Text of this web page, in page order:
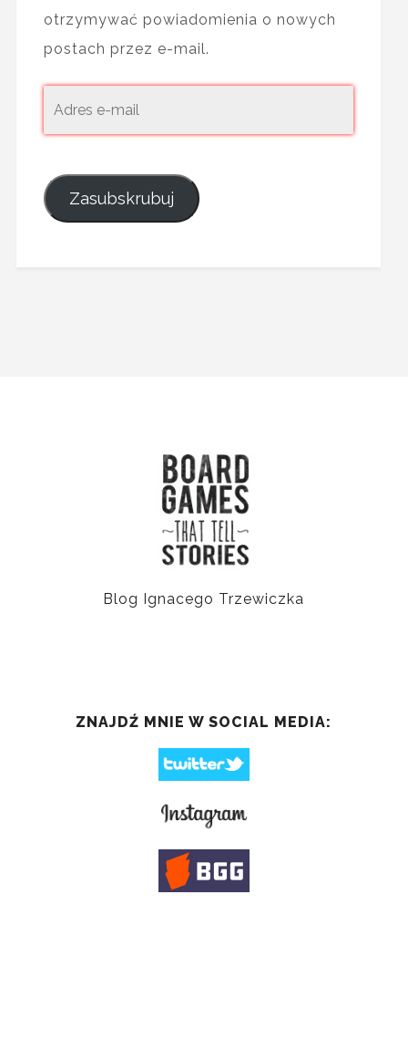
otrzymywać powiadomienia o nowych
postach przez e-mail.
Zasubskrubuj
Blog Ignacego Trzewiczka
ZNAJDŹ MNIE W SOCIAL MEDIA: